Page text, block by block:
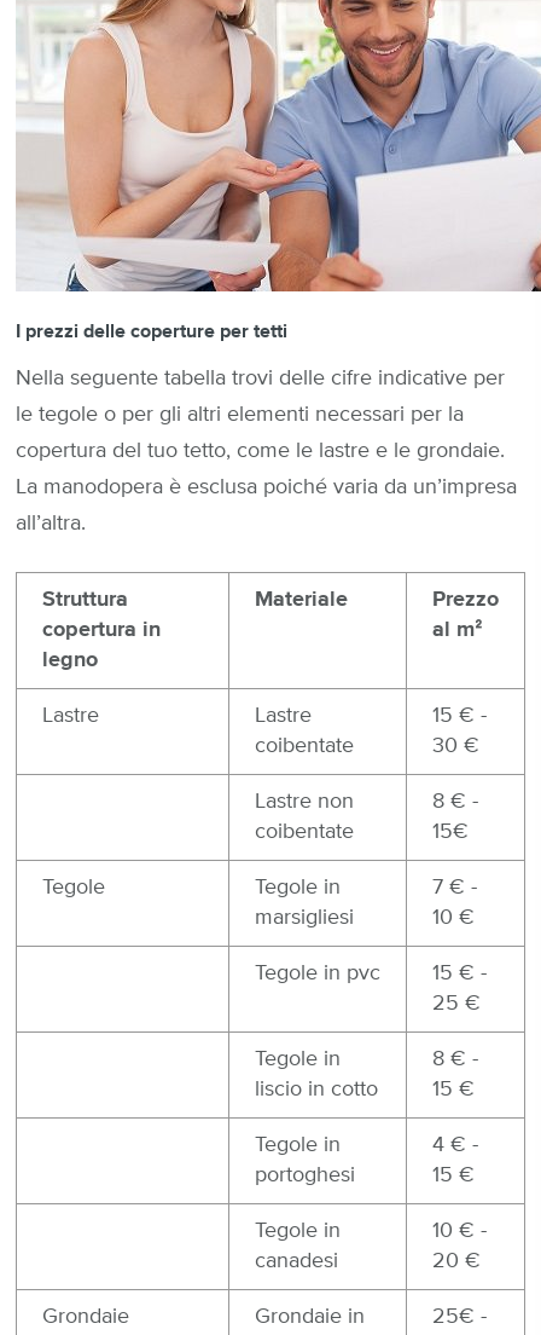
I prezzi delle coperture per tetti
Nella seguente tabella trovi delle cifre indicative per
le tegole o per gli altri elementi necessari per la
copertura del tuo tetto, come le lastre e le grondaie.
La manodopera è esclusa poiché varia da un’impresa
all’altra.
Struttura
copertura in
legno
Materiale
Prezzo
al mᒾ
Lastre
Lastre
coibentate
15 € -
30 €
Lastre non
coibentate
8 € -
15€
Tegole
Tegole in
marsigliesi
7 € -
10 €
Tegole in pvc
15 € -
25 €
Tegole in
liscio in cotto
8 € -
15 €
Tegole in
portoghesi
4 € -
15 €
Tegole in
canadesi
10 € -
20 €
Grondaie
Grondaie in
25€ -